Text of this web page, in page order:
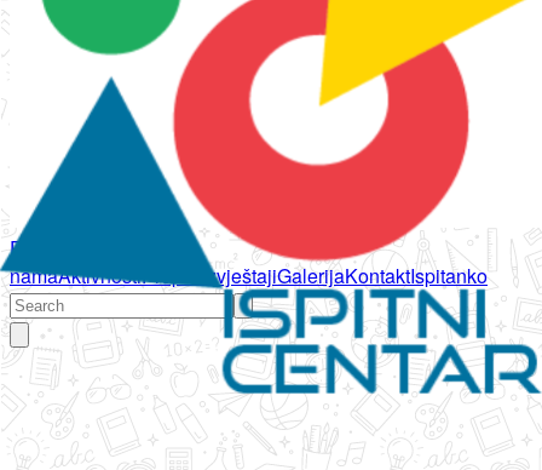
Početna
namaAktivnostiPropisi IzvještajiGalerijaKontaktIspitanko